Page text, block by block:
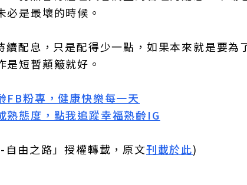
必是最壞的時候。
續配息，只是配得少一點，如果本來就是要
是短暫顛簸就好。
FB粉專，健康快樂每一天
熟態度，點我追蹤幸福熟齡IG
自由之路」授權轉載，原文刊載於此)